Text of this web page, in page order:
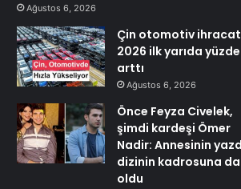
Ağustos 6, 2026
Çin otomotiv
2026 ilk yarıda
arttı
Ağustos 6, 2026
Önce Feyza Civelek,
şimdi kardeşi Ömer
Nadir: Annesinin
dizinin kadrosuna
oldu